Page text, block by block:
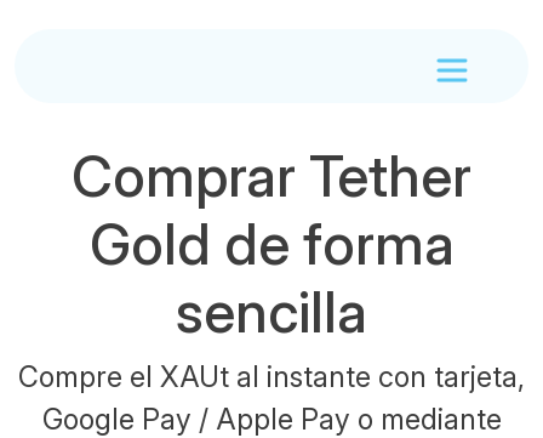
Comprar Tether
Gold de forma
sencilla
Compre el XAUt al instante con tarjeta,
Google Pay / Apple Pay o mediante